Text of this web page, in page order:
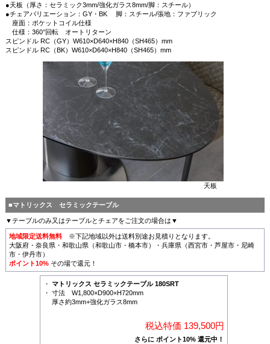
●天板（厚さ：セラミック3mm/強化ガラス8mm/脚：スチール）
●チェアバリエーション：GY・BK 脚：スチール/張地：ファブリック
座面：ポケットコイル仕様
仕様：360°回転 オートリターン
スピンドル RC（GY）W610×D640×H840（SH465）mm
スピンドル RC（BK）W610×D640×H840（SH465）mm
天板
■マトリックス セラミックテーブル
▼テーブルのみ又はテーブルとチェアをご注文の場合は▼
地域限定送料無料※下記地域以外は送料別途お見積りとなります。
大阪府・奈良県・和歌山県（和歌山市・橋本市）・兵庫県（西宮市・芦屋市・尼崎
市・伊丹市）
ポイント10%その場で還元！
・マトリックス セラミックテーブル 180SRT
・ 寸法 W1,800×D900×H720mm
厚さ約3mm+強化ガラス8mm
税込特価 139,500円
さらに ポイント10% 還元中！